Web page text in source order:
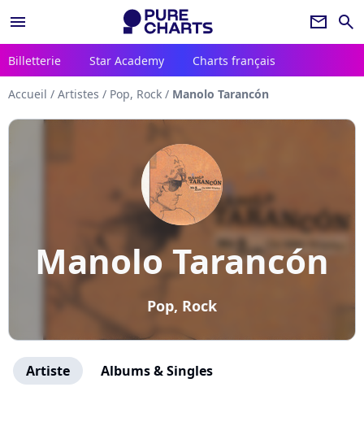
menu newsletter search
Billetterie Star Academy Charts français
Accueil / Artistes / Pop, Rock / Manolo Tarancón
Manolo Tarancón
Pop, Rock
Artiste Albums & Singles